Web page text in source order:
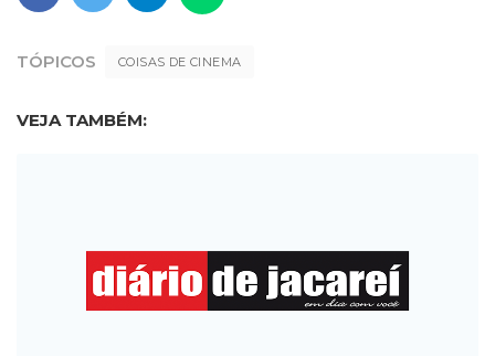
TÓPICOS COISAS DE CINEMA
VEJA TAMBÉM: